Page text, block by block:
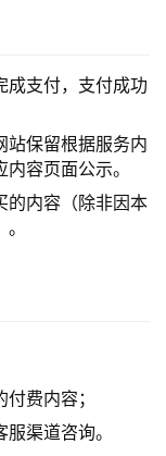
成支付，支付成功
站保留根据服务内
容页面公示。
的内容（除非因本
费内容；
渠道咨询。